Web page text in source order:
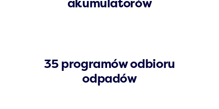
akumulatorów
35 programów odbioru
odpadów